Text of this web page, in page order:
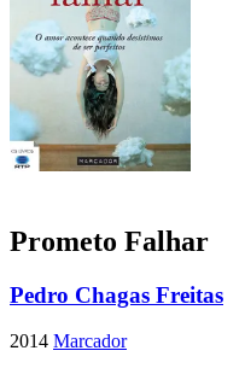
Prometo Falhar
Pedro Chagas Freitas
2014 Marcador